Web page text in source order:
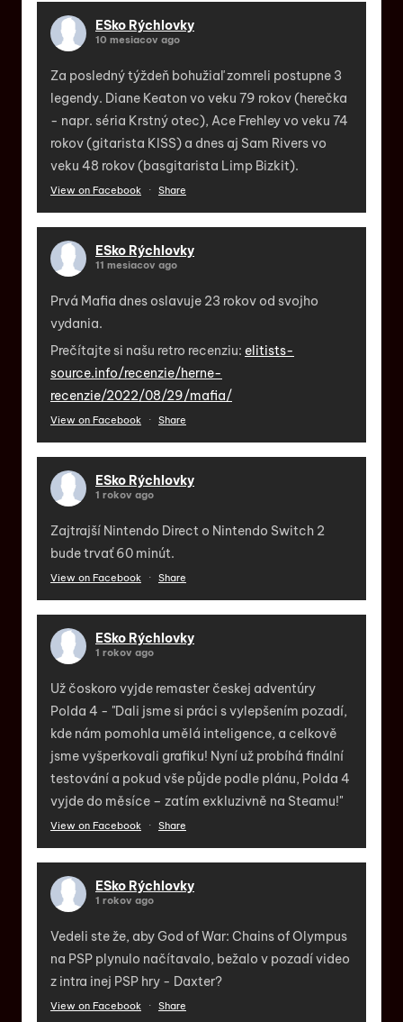
ESko Rýchlovky
10 mesiacov ago
Za posledný týždeň bohužiaľ zomreli postupne 3
legendy. Diane Keaton vo veku 79 rokov (herečka
- napr. séria Krstný otec), Ace Frehley vo veku 74
rokov (gitarista KISS) a dnes aj Sam Rivers vo
veku 48 rokov (basgitarista Limp Bizkit).
View on Facebook · Share
ESko Rýchlovky
11 mesiacov ago
Prvá Mafia dnes oslavuje 23 rokov od svojho
vydania.
Prečítajte si našu retro recenziu: elitists-
source.info/recenzie/herne-
recenzie/2022/08/29/mafia/
View on Facebook · Share
ESko Rýchlovky
1 rokov ago
Zajtrajší Nintendo Direct o Nintendo Switch 2
bude trvať 60 minút.
View on Facebook · Share
ESko Rýchlovky
1 rokov ago
Už čoskoro vyjde remaster českej adventúry
Polda 4 - "Dali jsme si práci s vylepšením pozadí,
kde nám pomohla umělá inteligence, a celkově
jsme vyšperkovali grafiku! Nyní už probíhá finální
testování a pokud vše půjde podle plánu, Polda 4
vyjde do měsíce – zatím exkluzivně na Steamu!"
View on Facebook · Share
ESko Rýchlovky
1 rokov ago
Vedeli ste že, aby God of War: Chains of Olympus
na PSP plynulo načítavalo, bežalo v pozadí video
z intra inej PSP hry - Daxter?
View on Facebook · Share